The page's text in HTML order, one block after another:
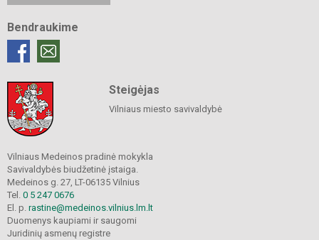
Bendraukime
Steigėjas
Vilniaus miesto savivaldybė
Vilniaus Medeinos pradinė mokykla
Savivaldybės biudžetinė įstaiga.
Medeinos g. 27, LT-06135 Vilnius
Tel. 0 5 247 0676
El. p. rastine@medeinos.vilnius.lm.lt
Duomenys kaupiami ir saugomi
Juridinių asmenų registre